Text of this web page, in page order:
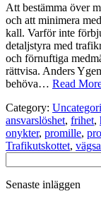
Att bestämma över
och att minimera
kall. Varför inte
detaljstyra med
och förnuftiga
rättvisa. Anders
behöva… Read
Category:
ansvarslöshet, frihet,
onykter, promille,
Trafikutskottet,
efter:
Senaste inläggen